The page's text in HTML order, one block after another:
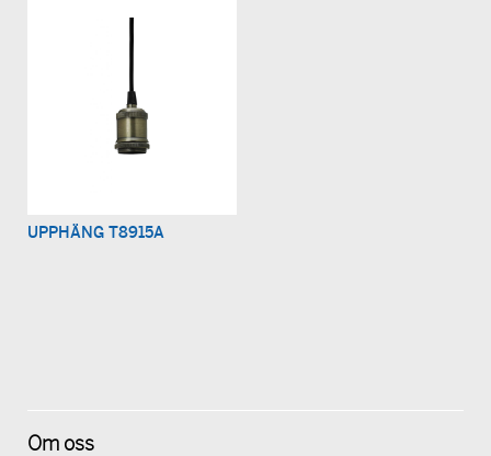
UPPHÄNG T8915A
Om oss